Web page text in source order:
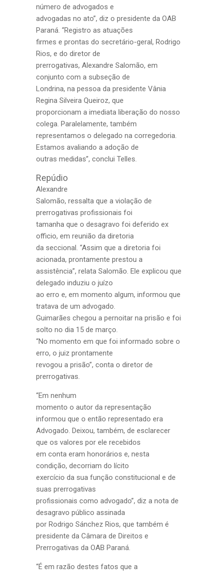
número de advogados e
advogadas no ato”, diz o presidente da OAB
Paraná. “Registro as atuações
firmes e prontas do secretário-geral, Rodrigo
Rios, e do diretor de
prerrogativas, Alexandre Salomão, em
conjunto com a subseção de
Londrina, na pessoa da presidente Vânia
Regina Silveira Queiroz, que
proporcionam a imediata liberação do nosso
colega. Paralelamente, também
representamos o delegado na corregedoria.
Estamos avaliando a adoção de
outras medidas”, conclui Telles.
Repúdio
Alexandre
Salomão, ressalta que a violação de
prerrogativas profissionais foi
tamanha que o desagravo foi deferido ex
officio, em reunião da diretoria
da seccional. “Assim que a diretoria foi
acionada, prontamente prestou a
assistência”, relata Salomão. Ele explicou que
delegado induziu o juízo
ao erro e, em momento algum, informou que
tratava de um advogado.
Guimarães chegou a pernoitar na prisão e foi
solto no dia 15 de março.
“No momento em que foi informado sobre o
erro, o juiz prontamente
revogou a prisão”, conta o diretor de
prerrogativas.
“Em nenhum
momento o autor da representação
informou que o então representado era
Advogado. Deixou, também, de esclarecer
que os valores por ele recebidos
em conta eram honorários e, nesta
condição, decorriam do lícito
exercício da sua função constitucional e de
suas prerrogativas
profissionais como advogado”, diz a nota de
desagravo público assinada
por Rodrigo Sánchez Rios, que também é
presidente da Câmara de Direitos e
Prerrogativas da OAB Paraná.
“É em razão destes fatos que a